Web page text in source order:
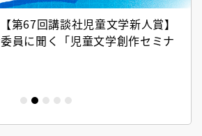
第67回講談社児童文学新人賞】
員に聞く「児童文学創作セミナ